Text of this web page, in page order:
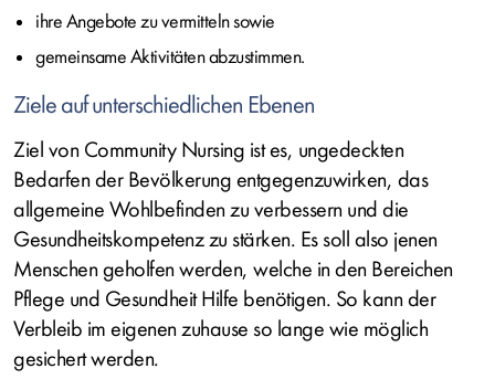
ihre Angebote zu vermitteln sowie
gemeinsame Aktivitäten abzustimmen.
Ziele auf unterschiedlichen Ebenen
Ziel von Community Nursing ist es, ungedeckten
Bedarfen der Bevölkerung entgegenzuwirken, das
allgemeine Wohlbefinden zu verbessern und die
Gesundheitskompetenz zu stärken. Es soll also jenen
Menschen geholfen werden, welche in den Bereichen
Pflege und Gesundheit Hilfe benötigen. So kann der
Verbleib im eigenen zuhause so lange wie möglich
gesichert werden.